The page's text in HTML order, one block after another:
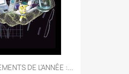
DE L'ANNÉE :...